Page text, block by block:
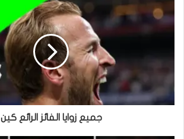
جميع زوايا الفائز الرائع كين